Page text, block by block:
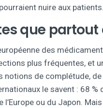
nuire aux patients.
que partout
des
plus fréquentes, et
notions de complétude,
le savent : 68 %
ou du Japon.